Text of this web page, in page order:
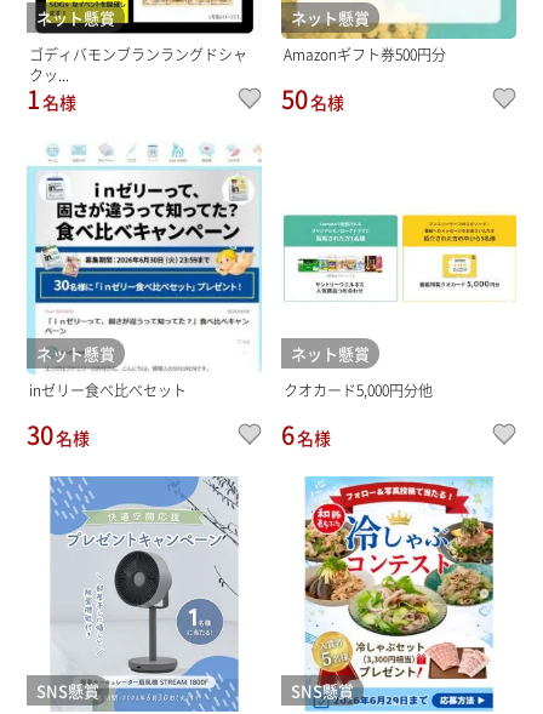
ネット懸賞
ゴディバモンブランラングドシャ
クッ...
1名様
ネット懸賞
Amazonギフト券500円分
50名様
ネット懸賞
inゼリー食べ比べセット
30名様
ネット懸賞
クオカード5,000円分他
6名様
SNS懸賞 SNS懸賞